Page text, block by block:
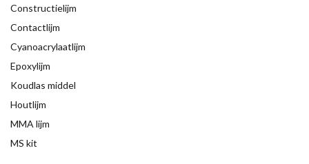
Constructielijm
Contactlijm
Cyanoacrylaatlijm
Epoxylijm
Koudlas middel
Houtlijm
MMA lijm
MS kit